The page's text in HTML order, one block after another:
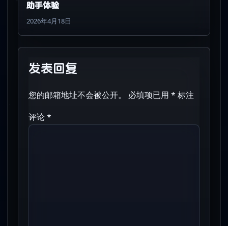
助手体验
2026年4月18日
发表回复
您的邮箱地址不会被公开。 必填项已用 * 标注
评论*